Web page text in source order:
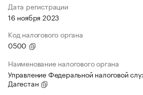
Дата регистрации
16 ноября 2023
Код налогового органа
0500
Наименование налогового органа
Управление Федеральной налоговой
Дагестан